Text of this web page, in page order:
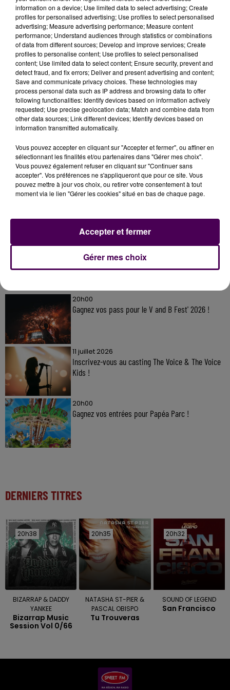
Plusieurs conditions pour le retour
Yves Rousset, préfet de Loir-et-Cher, précise que le
placement de deux ours ne prendra fin que si plusieurs
conditions sont réunies :"La réalisation totale des
soins nécessaires, la présentation aux services de
l'État d'une attestation d'un vétérinaire sanitaire
expert en faune sauvage captive, s'engageant à
suivre très régulièrement Glacha et Bony, la
présentation par les propriétaires de la preuve de
leur capacité financière à assurer les charges liées à
l'élevage, aux soins et aux visites vétérinaires des
deux ours".
À LA UNE
20h00
Gagnez vos pass pour le V and B Fest' 2026 !
11 juillet 2026
Inscrivez-vous au casting The Voice & The Voice
Kids !
20h00
Gagnez vos entrées pour Papéa Parc !
DERNIERS TITRES
20h38
20h38
BIZARRAP & DADDY
YANKEE
Bizarrap Music
Session Vol 0/66
20h35
20h35
NATASHA ST-PIER &
PASCAL OBISPO
Tu Trouveras
20h32
20h32
SOUND OF LEGEND
San Francisco
information on a device; Use limited data to select advertising; Create
profiles for personalised advertising; Use profiles to select personalised
advertising; Measure advertising performance; Measure content
performance; Understand audiences through statistics or combinations
of data from different sources; Develop and improve services; Create
profiles to personalise content; Use profiles to select personalised
content; Use limited data to select content; Ensure security, prevent and
detect fraud, and fix errors; Deliver and present advertising and content;
Save and communicate privacy choices. These technologies may
process personal data such as IP address and browsing data to offer
following functionalities: Identify devices based on information actively
requested; Use precise geolocation data; Match and combine data from
other data sources; Link different devices; Identify devices based on
information transmitted automatically.
Vous pouvez accepter en cliquant sur "Accepter et fermer", ou affiner en
sélectionnant les finalités et/ou partenaires dans "Gérer mes choix".
Vous pouvez également refuser en cliquant sur "Continuer sans
accepter". Vos préférences ne s'appliqueront que pour ce site. Vous
pouvez mettre à jour vos choix, ou retirer votre consentement à tout
moment via le lien "Gérer les cookies" situé en bas de chaque page.
Gérer mes choix
Accepter et fermer